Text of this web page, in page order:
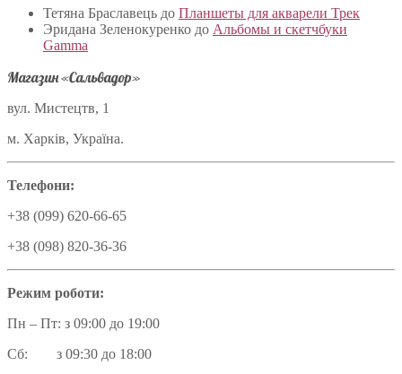
Тетяна Браславець до Планшеты для акварели Трек
Эридана Зеленокуренко до Альбомы и скетчбуки
Gamma
Магазин «Сальвадор»
вул. Мистецтв, 1
м. Харків, Україна.
Телефони:
+38 (099) 620-66-65
+38 (098) 820-36-36
Режим роботи:
Пн – Пт: з 09:00 до 19:00
Сб: з 09:30 до 18:00